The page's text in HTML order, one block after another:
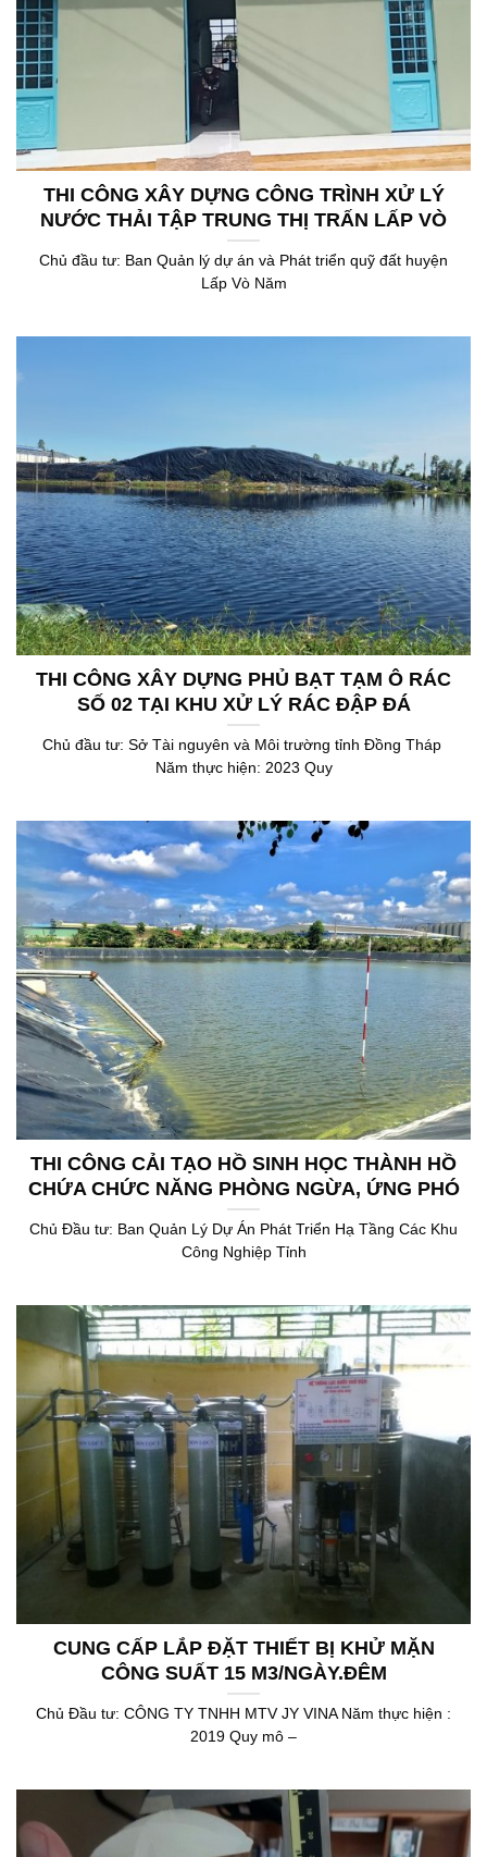
THI CÔNG XÂY DỰNG CÔNG TRÌNH XỬ LÝ
NƯỚC THẢI TẬP TRUNG THỊ TRẤN LẤP VÒ
Chủ đầu tư: Ban Quản lý dự án và Phát triển quỹ đất huyện
Lấp Vò Năm
THI CÔNG XÂY DỰNG PHỦ BẠT TẠM Ô RÁC
SỐ 02 TẠI KHU XỬ LÝ RÁC ĐẬP ĐÁ
Chủ đầu tư: Sở Tài nguyên và Môi trường tỉnh Đồng Tháp
Năm thực hiện: 2023 Quy
THI CÔNG CẢI TẠO HỒ SINH HỌC THÀNH HỒ
CHỨA CHỨC NĂNG PHÒNG NGỪA, ỨNG PHÓ
SỰ CỐ THUỘC TRẠM XỬ LÝ NƯỚC THẢI TẬP
TRUNG KHU CÔNG NGHIỆP GIAO LONG
CÔNG SUẤT 5.000 M3/NGÀY.ĐÊM
Chủ Đầu tư: Ban Quản Lý Dự Án Phát Triển Hạ Tầng Các Khu
Công Nghiệp Tỉnh
CUNG CẤP LẮP ĐẶT THIẾT BỊ KHỬ MẶN
CÔNG SUẤT 15 M3/NGÀY.ĐÊM
Chủ Đầu tư: CÔNG TY TNHH MTV JY VINA Năm thực hiện :
2019 Quy mô –